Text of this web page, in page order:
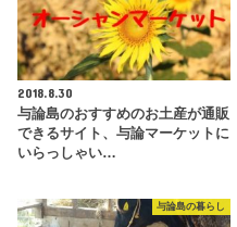
2018.8.30
与論島のおすすめのお土産が通販
できるサイト、与論マーケットに
いらっしゃい…
与論島の暮らし